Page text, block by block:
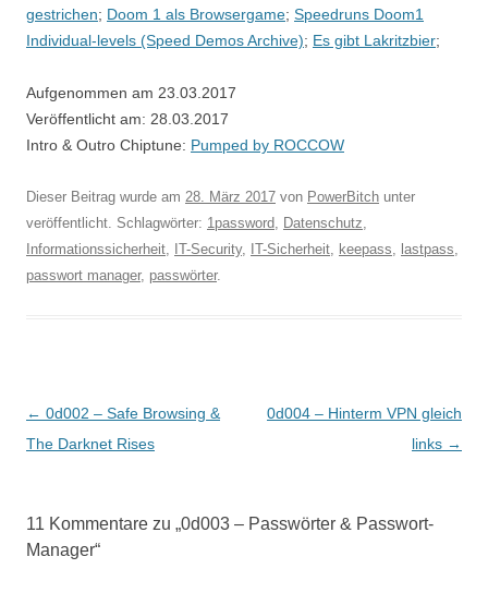
gestrichen; Doom 1 als Browsergame; Speedruns Doom1
Individual-levels (Speed Demos Archive); Es gibt Lakritzbier;
Aufgenommen am 23.03.2017
Veröffentlicht am: 28.03.2017
Intro & Outro Chiptune: Pumped by ROCCOW
Dieser Beitrag wurde am 28. März 2017 von PowerBitch unter
veröffentlicht. Schlagwörter: 1password, Datenschutz,
Informationssicherheit, IT-Security, IT-Sicherheit, keepass, lastpass,
passwort manager, passwörter.
Beitragsnavigation
← 0d002 – Safe Browsing &
The Darknet Rises
0d004 – Hinterm VPN gleich
links →
11 Kommentare zu „0d003 – Passwörter & Passwort-
Manager“